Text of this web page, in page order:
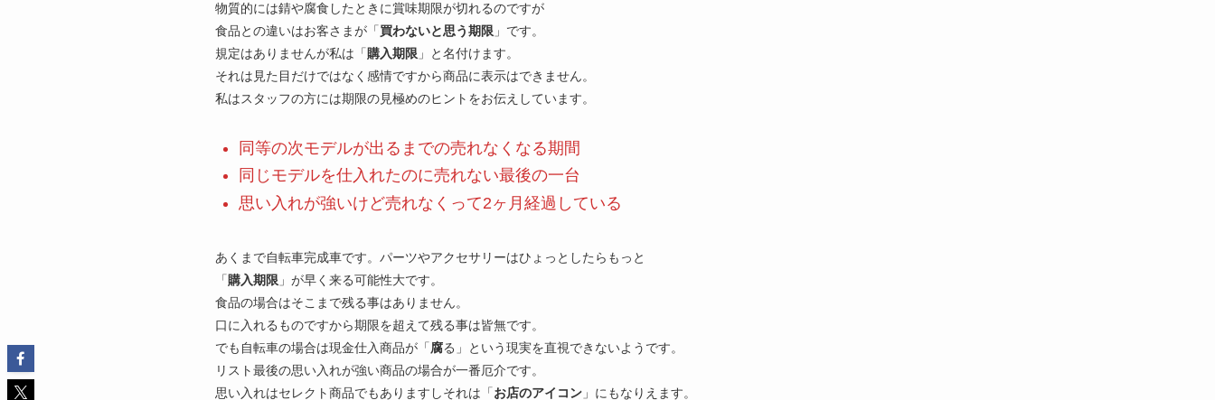
物質的には錆や腐食したときに賞味期限が切れるのですが
食品との違いはお客さまが「買わないと思う期限 」です。
規定はありませんが私は「購入期限 」と名付けます。
それは見た目だけではなく感情ですから商品に表示はできません。
私はスタッフの方には期限の見極めのヒントをお伝えしています。
同等の次モデルが出るまでの売れなくなる期間
同じモデルを仕入れたのに売れない最後の一台
思い入れが強いけど売れなくって2ヶ月経過している
あくまで自転車完成車です。パーツやアクセサリーはひょっとしたらもっと
「 購入期限 」が早く来る可能性大です。
食品の場合はそこまで残る事はありません。
口に入れるものですから期限を超えて残る事は皆無です。
でも自転車の場合は現金仕入商品が「腐る」という現実を直視できないようです。
リスト最後の思い入れが強い商品の場合が一番厄介です。
思い入れはセレクト商品でもありますしそれは「お店のアイコン 」にもなりえます。